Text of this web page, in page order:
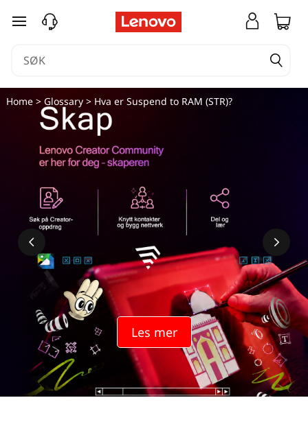
H
e
r
gå til hovedinnhold
Les mer
Home> Glossary> Hva er Suspend to RAM (STR)?